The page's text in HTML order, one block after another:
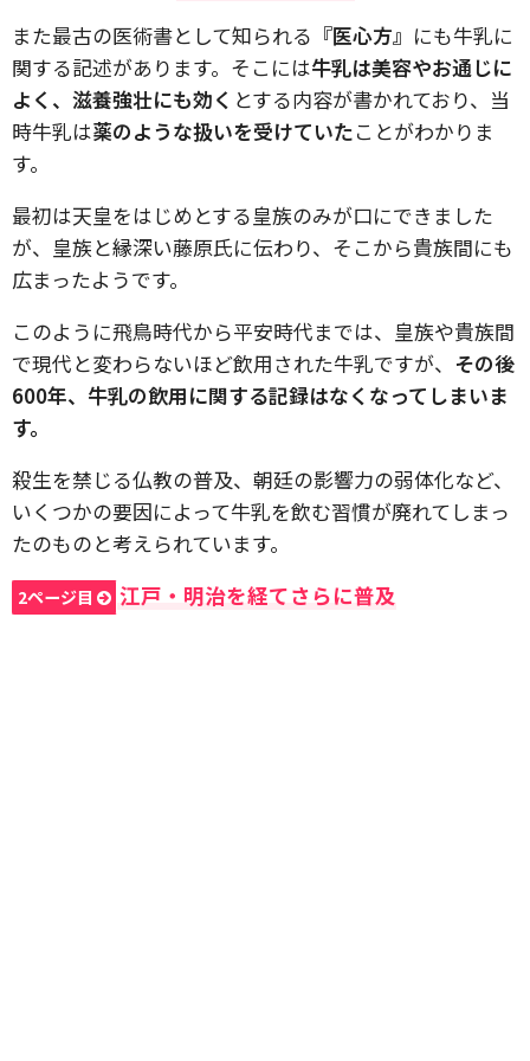
また最古の医術書として知られる 『医心方』 にも牛乳に
関する記述があります。そこには牛乳は美容やお通じに
よく、滋養強壮にも効く とする内容が書かれており、当
時牛乳は薬のような扱いを受けていたことがわかりま
す。
最初は天皇をはじめとする皇族のみが口にできました
が、皇族と縁深い藤原氏に伝わり、そこから貴族間にも
広まったようです。
このように飛鳥時代から平安時代までは、皇族や貴族間
で現代と変わらないほど飲用された牛乳ですが、 その後
600年、牛乳の飲用に関する記録はなくなってしまいま
す。
殺生を禁じる仏教の普及、朝廷の影響力の弱体化など、
いくつかの要因によって牛乳を飲む習慣が廃れてしまっ
たのものと考えられています。
2ページ目 江戸・明治を経てさらに普及